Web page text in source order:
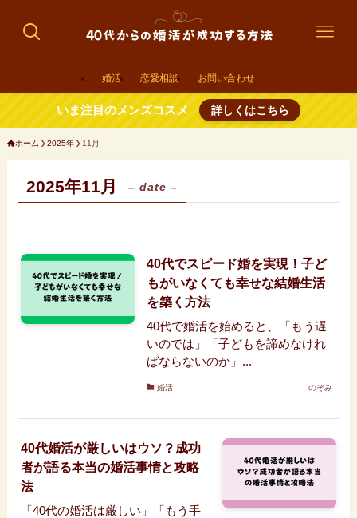
婚活 恋愛相談 お問い合わせ
いま注目のメンズコスメ 詳しくはこちら
ホーム 2025年 11月
2025年11月 – date –
40代でスピード婚を実現！子ど
もがいなくても幸せな結婚生活
を築く方法
40代で婚活を始めると、「もう遅
いのでは」「子どもを諦めなけれ
ばならないのか」...
婚活 のぞみ
40代婚活が厳しいはウソ？成功
者が語る本当の婚活事情と攻略
法
「40代の婚活は厳しい」「もう手